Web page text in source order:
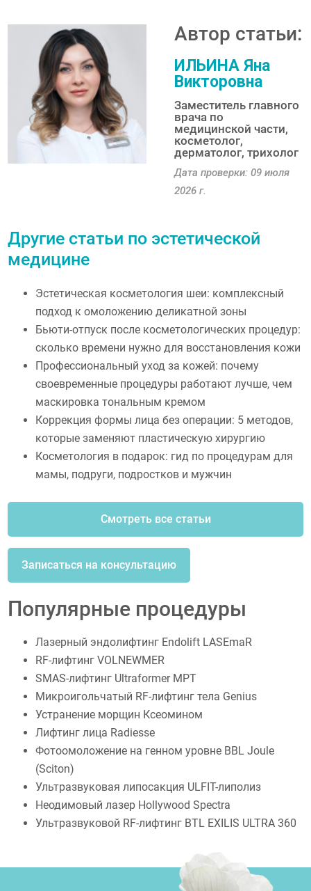
Автор статьи:
ИЛЬИНА Яна
Викторовна
Заместитель главного
врача по
медицинской части,
косметолог,
дерматолог, трихолог
Дата проверки: 09 июля
2026 г.
Другие статьи по эстетической
медицине
Эстетическая косметология шеи: комплексный
подход к омоложению деликатной зоны
Бьюти-отпуск после косметологических процедур:
сколько времени нужно для восстановления кожи
Профессиональный уход за кожей: почему
своевременные процедуры работают лучше, чем
маскировка тональным кремом
Коррекция формы лица без операции: 5 методов,
которые заменяют пластическую хирургию
Косметология в подарок: гид по процедурам для
мамы, подруги, подростков и мужчин
Смотреть все статьи
Записаться на консультацию
Популярные процедуры
Лазерный эндолифтинг Endolift LASEmaR
RF-лифтинг VOLNEWMER
SMAS-лифтинг Ultraformer MPT
Микроигольчатый RF-лифтинг тела Genius
Устранение морщин Ксеомином
Лифтинг лица Radiesse
Фотоомоложение на генном уровне BBL Joule
(Sciton)
Ультразвуковая липосакция ULFIT-липолиз
Неодимовый лазер Hollywood Spectra
Ультразвуковой RF-лифтинг BTL EXILIS ULTRA 360